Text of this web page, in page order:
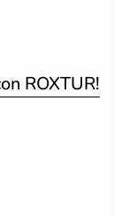
ROXTUR!